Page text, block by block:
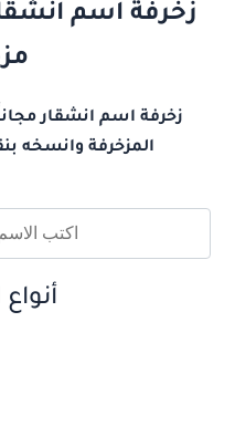
زخرفة اسم
زخرفة اسم انشقار
المزخرفة وانسخه